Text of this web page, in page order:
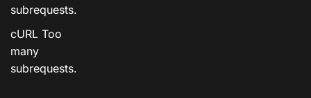
subrequests.
cURL Too
many
subrequests.